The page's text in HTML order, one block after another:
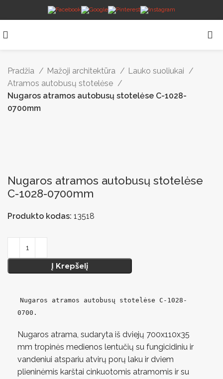
Pradžia Mažoji architektūra
Lauko suoliukai
Atramos autobusų stotelėse
Nugaros atramos autobusų stotelėse C-1028-
0700mm
Nugaros atramos autobusų stotelėse
C-1028-0700mm
Produkto kodas: 13518
Į Krepšelį
Nugaros atramos autobusų stotelėse C-1028-
0700.
Nugaros atrama, sudaryta iš dviejų 700x110x35
mm tropinės medienos lentučių su fungicidiniu ir
vandeniui atspariu atvirų porų laku ir dviem
plieninėmis karštai cinkuotomis atramomis ir su